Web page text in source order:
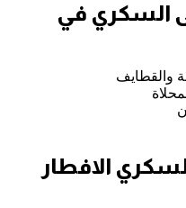
السكري في
والقطايف
الافطار